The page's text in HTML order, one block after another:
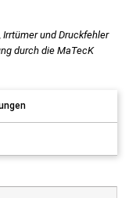
und Druckfehler
durch die MaTecK